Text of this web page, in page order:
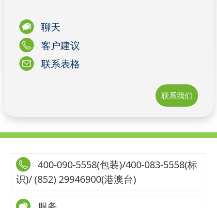
聊天
客户建议
联系表格
联系我们
400-090-5558(包装)/400-083-5558(标
识)/ (852) 29946900(港澳台)